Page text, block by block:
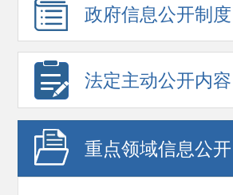
政府信息公开制度
法定主动公开内容
重点领域信息公开